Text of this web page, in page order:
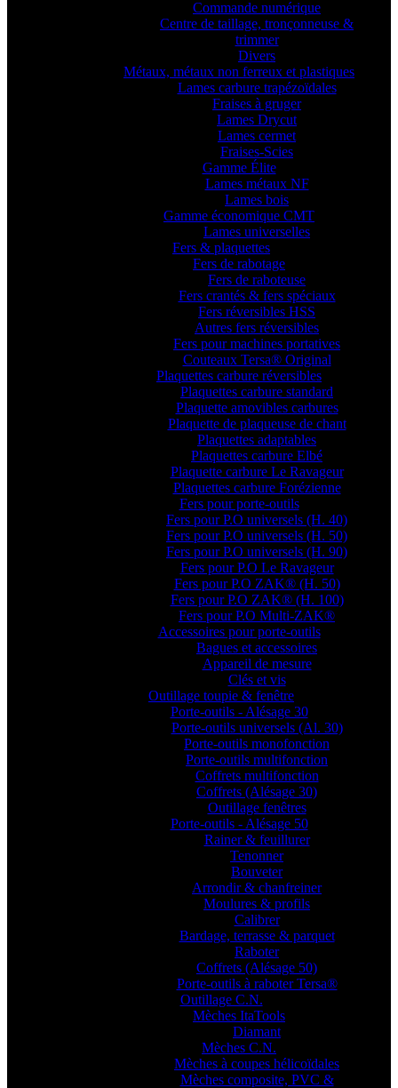
Commande numérique
Centre de taillage, tronçonneuse &
trimmer
Divers
Métaux, métaux non ferreux et plastiques
Lames carbure trapézoïdales
Fraises à gruger
Lames Drycut
Lames cermet
Fraises-Scies
Gamme Élite
Lames métaux NF
Lames bois
Gamme économique CMT
Lames universelles
Fers & plaquettes
Fers de rabotage
Fers de raboteuse
Fers crantés & fers spéciaux
Fers réversibles HSS
Autres fers réversibles
Fers pour machines portatives
Couteaux Tersa® Original
Plaquettes carbure réversibles
Plaquettes carbure standard
Plaquette amovibles carbures
Plaquette de plaqueuse de chant
Plaquettes adaptables
Plaquettes carbure Elbé
Plaquette carbure Le Ravageur
Plaquettes carbure Forézienne
Fers pour porte-outils
Fers pour P.O universels (H. 40)
Fers pour P.O universels (H. 50)
Fers pour P.O universels (H. 90)
Fers pour P.O Le Ravageur
Fers pour P.O ZAK® (H. 50)
Fers pour P.O ZAK® (H. 100)
Fers pour P.O Multi-ZAK®
Accessoires pour porte-outils
Bagues et accessoires
Appareil de mesure
Clés et vis
Outillage toupie & fenêtre
Porte-outils - Alésage 30
Porte-outils universels (Al. 30)
Porte-outils monofonction
Porte-outils multifonction
Coffrets multifonction
Coffrets (Alésage 30)
Outillage fenêtres
Porte-outils - Alésage 50
Rainer & feuillurer
Tenonner
Bouveter
Arrondir & chanfreiner
Moulures & profils
Calibrer
Bardage, terrasse & parquet
Raboter
Coffrets (Alésage 50)
Porte-outils à raboter Tersa®
Outillage C.N.
Mèches ItaTools
Diamant
Mèches C.N.
Mèches à coupes hélicoïdales
Mèches composite, PVC &